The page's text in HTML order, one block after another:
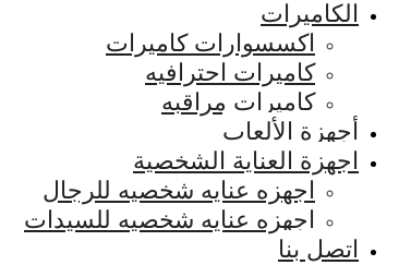
الكاميرات
اكسسوارات كاميرات
كاميرات احترافيه
كاميرات مراقبه
أجهزة الألعاب
اجهزة العناية الشخصية
اجهزه عنايه شخصيه للرجال
اجهزه عنايه شخصيه للسيدات
اتصل بنا